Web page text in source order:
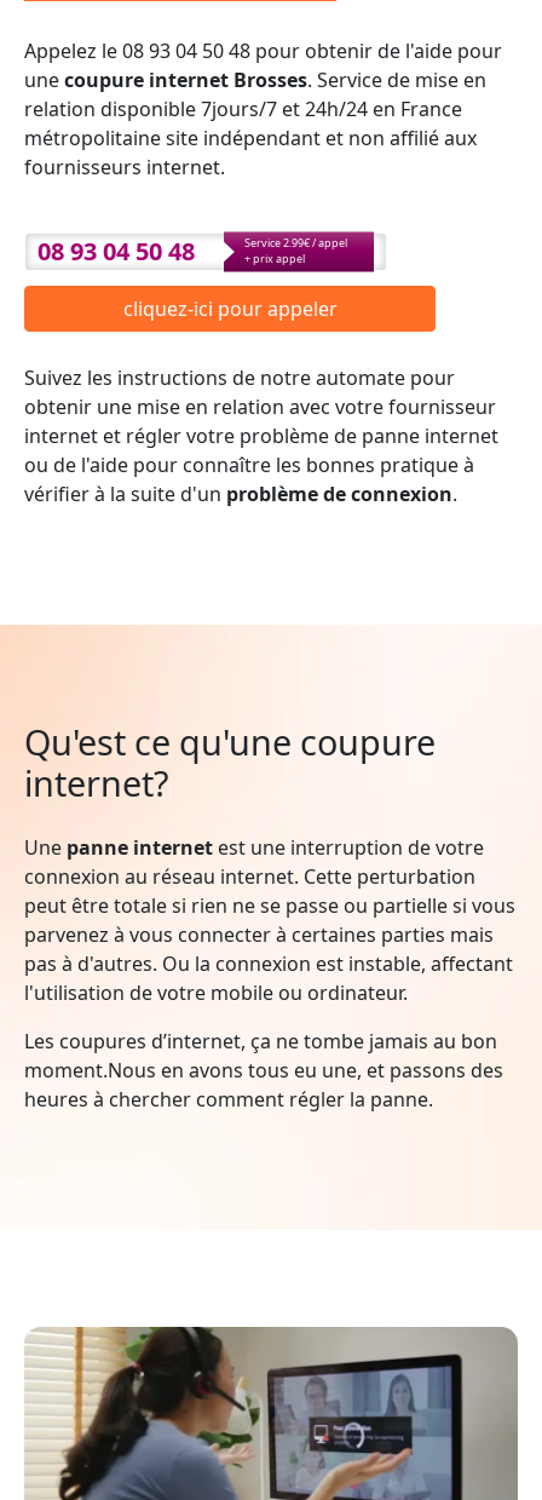
Appelez le 08 93 04 50 48 pour obtenir de l'aide pour
unecoupure internet Brosses. Service de mise en
relation disponible 7jours/7 et 24h/24 en France
métropolitaine site indépendant et non affilié aux
fournisseurs internet.
08 93 04 50 48
Service 2.99€ / appel
+ prix appel
cliquez-ici pour appeler
Suivez les instructions de notre automate pour
obtenir une mise en relation avec votre fournisseur
internet et régler votre problème de panne internet
ou de l'aide pour connaître les bonnes pratique à
vérifier à la suite d'un problème de connexion.
Qu'est ce qu'une coupure
internet?
Une panne internet est une interruption de votre
connexion au réseau internet. Cette perturbation
peut être totale si rien ne se passe ou partielle si vous
parvenez à vous connecter à certaines parties mais
pas à d'autres. Ou la connexion est instable, affectant
l'utilisation de votre mobile ou ordinateur.
Les coupures d’internet, ça ne tombe jamais au bon
moment.Nous en avons tous eu une, et passons des
heures à chercher comment régler la panne.